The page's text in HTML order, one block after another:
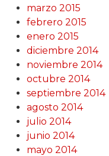
marzo 2015
febrero 2015
enero 2015
diciembre 2014
noviembre 2014
octubre 2014
septiembre 2014
agosto 2014
julio 2014
junio 2014
mayo 2014